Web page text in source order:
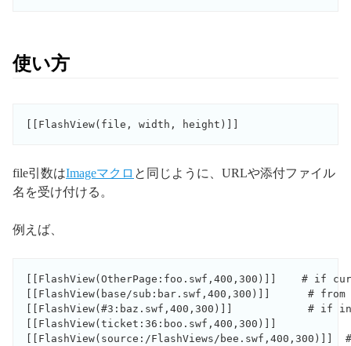
使い方
[[FlashView(file, width, height)]]
file引数はImageマクロ と同じように、URLや添付ファイル
名を受け付ける。
例えば、
[[FlashView(OtherPage:foo.swf,400,300)]]    # if
[[FlashView(base/sub:bar.swf,400,300)]]      #
[[FlashView(#3:baz.swf,400,300)]]            # if
[[FlashView(ticket:36:boo.swf,400,300)]]
[[FlashView(source:/FlashViews/